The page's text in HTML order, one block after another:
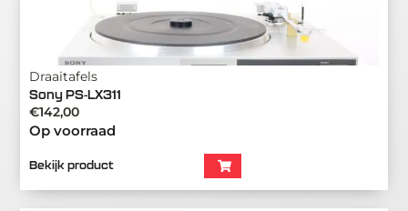
Draaitafels
Sony PS-LX311
€142,00
Op voorraad
Bekijk product